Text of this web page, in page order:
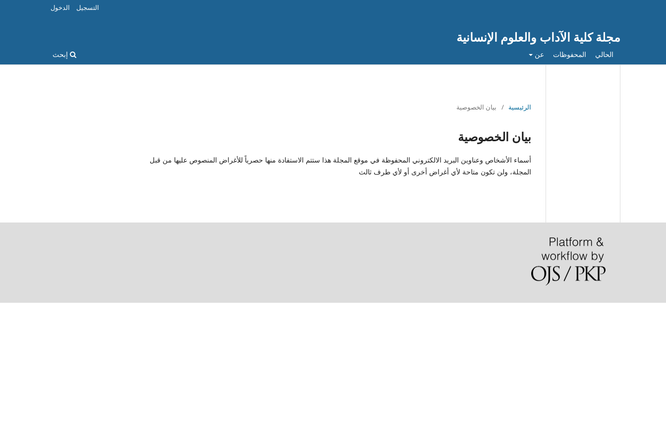
مجلة كلية الآداب والعلوم الإنسانية
الحالي المحفوظات عن إبحث
التسجيل الدخول
الرئيسية / بيان الخصوصية
بيان الخصوصية
أسماء الأشخاص وعناوين البريد الالكتروني المحفوظة في موقع المجلة هذا ستتم الاستفادة منها حصرياً للأغراض المنصوص عليها من قبل
المجلة، ولن تكون متاحة لأي أغراض أخرى أو لأي طرف ثالث